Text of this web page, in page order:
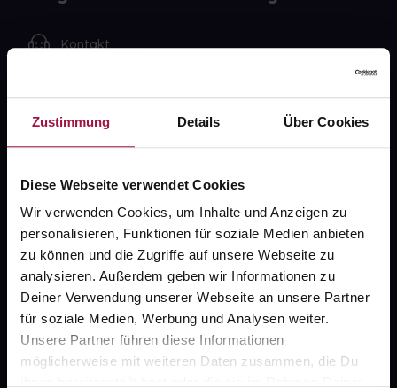
Zustimmung Details Über Cookies
Diese Webseite verwendet Cookies
Wir verwenden Cookies, um Inhalte und Anzeigen zu
personalisieren, Funktionen für soziale Medien anbieten
zu können und die Zugriffe auf unsere Webseite zu
analysieren. Außerdem geben wir Informationen zu
Deiner Verwendung unserer Webseite an unsere Partner
für soziale Medien, Werbung und Analysen weiter.
Unsere Partner führen diese Informationen
möglicherweise mit weiteren Daten zusammen, die Du
Kontakt
Widerrufsformular
gesund.de
Über uns
Karriere
Newsletter
PAYBACK